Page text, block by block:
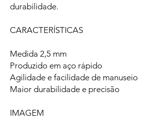
durabilidade.
CARACTERÍSTICAS
Medida 2,5 mm
Produzido em aço rápido
Agilidade e facilidade de manuseio
Maior durabilidade e precisão
IMAGEM